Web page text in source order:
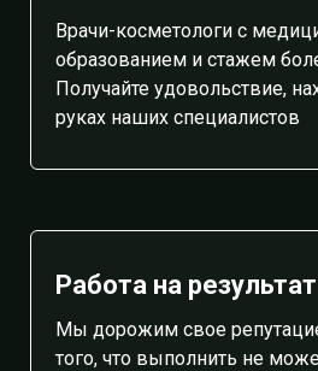
Врачи-косметологи с
образованием и стажем
Получайте удовольствие,
руках наших специалистов
Работа на результат
Мы дорожим свое
того, что выполнить не